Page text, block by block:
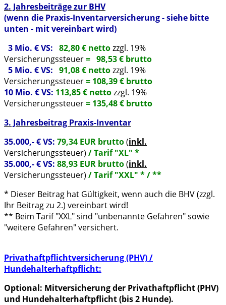
2. Jahresbeiträge zur BHV
(wenn die Praxis-Inventarversicherung - siehe bitte
unten - mit vereinbart wird)
3 Mio. € VS: 82,80 € nettozzgl. 19%
Versicherungssteuer= 98,53 € brutto
5 Mio. € VS: 91,08 € nettozzgl. 19%
Versicherungssteuer= 108,39 € brutto
10 Mio. € VS: 113,85€ nettozzgl. 19%
Versicherungssteuer= 135,48 € brutto
3. Jahresbeitrag Praxis-Inventar
35.000,- € VS: 79,34 EUR brutto(inkl.
Versicherungssteuer) / Tarif "XL" *
35.000,- € VS: 88,93 EUR brutto(inkl.
Versicherungssteuer) / Tarif "XXL" * / **
* Dieser Beitrag hat Gültigkeit, wenn auch die BHV (zzgl.
Ihr Beitrag zu 2.) vereinbart wird!
** Beim Tarif "XXL" sind "unbenannte Gefahren" sowie
"weitere Gefahren" versichert.
Privathaftpflichtversicherung (PHV) /
Hundehalterhaftpflicht:
Optional: Mitversicherung der Privathaftpflicht (PHV)
und Hundehalterhaftpflicht (bis 2 Hunde).